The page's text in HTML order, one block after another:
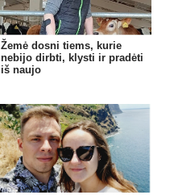
Žemė dosni tiems, kurie
nebijo dirbti, klysti ir pradėti
iš naujo